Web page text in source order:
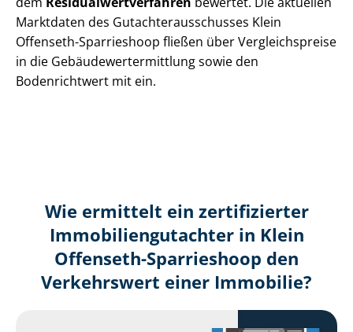
Marktdaten des Gut­ach­ter­aus­schus­ses Klein
Offenseth-Sparrieshoop fließen über Ver­gleichs­prei­se
in die Ge­bäu­de­wert­ermitt­lung sowie den
Bodenrichtwert mit ein.
Wie ermittelt ein zertifizierter
Immobilien­gutachter in Klein
Offenseth-Sparrieshoop den
Verkehrswert einer Immobilie?